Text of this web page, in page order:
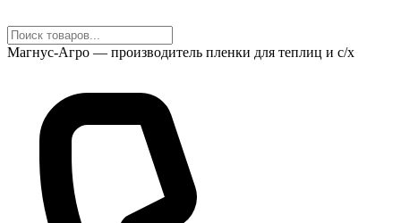
Магнус-Агро — производитель пленки для теплиц и с/х